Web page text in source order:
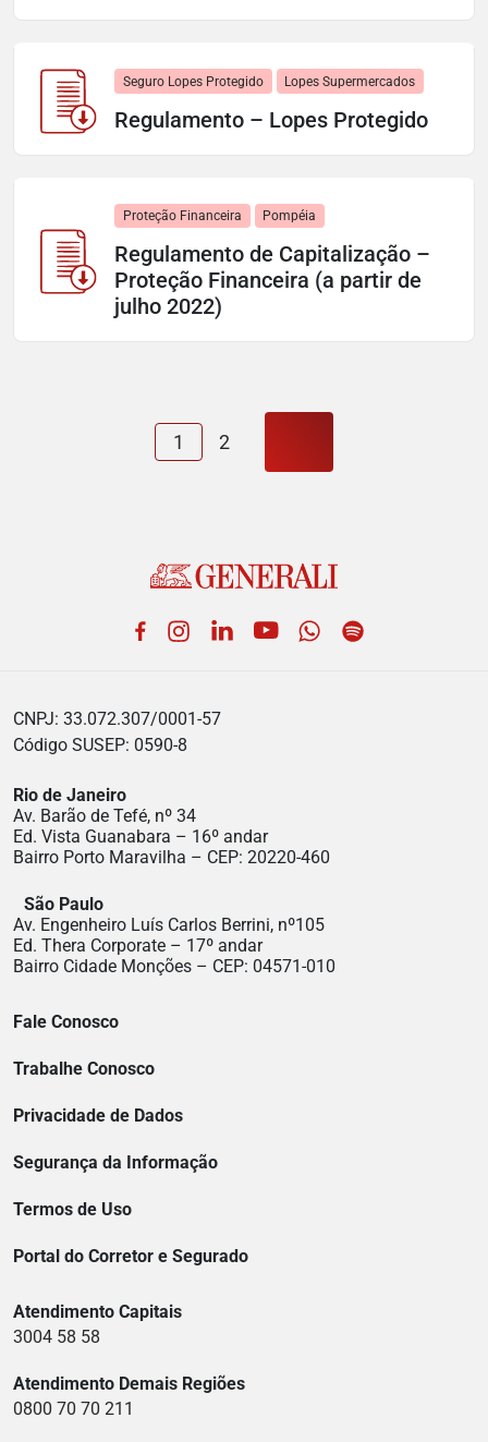
Seguro Lopes Protegido Lopes Supermercados
Regulamento – Lopes Protegido
Proteção Financeira Pompéia
Regulamento de Capitalização –
Proteção Financeira (a partir de
julho 2022)
1 2
Facebook
Instagram
LinkedIn
YouTubeWhatsApp
CNPJ: 33.072.307/0001-57
Código SUSEP: 0590-8
Rio de Janeiro
Av. Barão de Tefé, nº 34
Ed. Vista Guanabara – 16º andar
Bairro Porto Maravilha – CEP: 20220-460
São Paulo
Av. Engenheiro Luís Carlos Berrini, nº105
Ed. Thera Corporate – 17º andar
Bairro Cidade Monções – CEP: 04571-010
Fale Conosco
Trabalhe Conosco
Privacidade de Dados
Segurança da Informação
Termos de Uso
Portal do Corretor e Segurado
Atendimento Capitais
3004 58 58
Atendimento Demais Regiões
0800 70 70 211